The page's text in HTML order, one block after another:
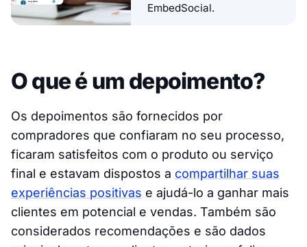
EmbedSocial.
O que é um depoimento?
Os depoimentos são fornecidos por
compradores que confiaram no seu processo,
ficaram satisfeitos com o produto ou serviço
final e estavam dispostos a compartilhar suas
experiências positivas e ajudá-lo a ganhar mais
clientes em potencial e vendas. Também são
considerados recomendações e são dados